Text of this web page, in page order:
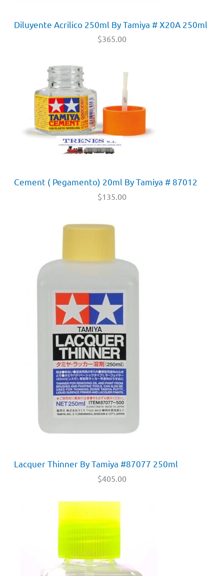
Diluyente Acrilico 250ml By Tamiya # X20A 250ml
$365.00
Cement ( Pegamento) 20ml By Tamiya # 87012
$135.00
Lacquer Thinner By Tamiya #87077 250ml
$405.00